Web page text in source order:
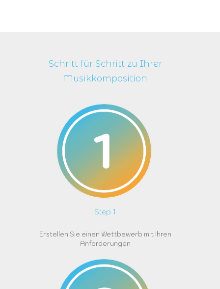
Schritt für Schritt zu Ihrer
Musikkomposition
Step 1
Erstellen Sie einen Wettbewerb mit Ihren
Anforderungen